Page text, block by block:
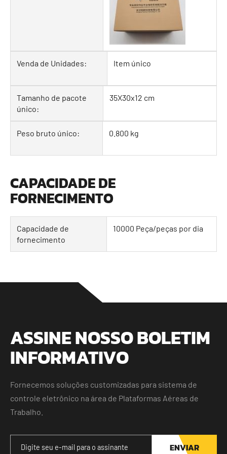
Venda de Unidades: Item único
Tamanho de pacote
único:
35X30x12 cm
Peso bruto único: 0.800 kg
CAPACIDADE DE
FORNECIMENTO
Capacidade de
fornecimento
10000 Peça/peças por dia
ASSINE NOSSO BOLETIM
INFORMATIVO
Fornecemos soluções customizadas para sistema de
controle eletrônico na área de Plataformas Aéreas de
Trabalho.
ENVIAR